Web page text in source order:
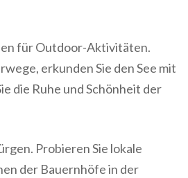
für Outdoor-Aktivitäten.
erkunden Sie den See mit
die Ruhe und Schönheit der
Probieren Sie lokale
der Bauernhöfe in der